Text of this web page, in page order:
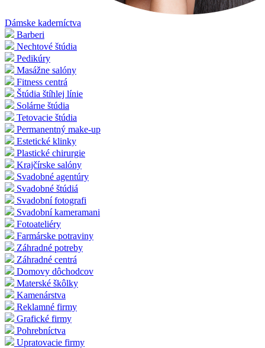
Dámske kaderníctva
Barberi
Nechtové štúdia
Pedikúry
Masážne salóny
Fitness centrá
Štúdia štíhlej línie
Solárne štúdia
Tetovacie štúdia
Permanentný make-up
Estetické klinky
Plastické chirurgie
Krajčírske salóny
Svadobné agentúry
Svadobné štúdiá
Svadobní fotografi
Svadobní kameramani
Fotoateliéry
Farmárske potraviny
Záhradné potreby
Záhradné centrá
Domovy dôchodcov
Materské škôlky
Kamenárstva
Reklamné firmy
Grafické firmy
Pohrebníctva
Upratovacie firmy